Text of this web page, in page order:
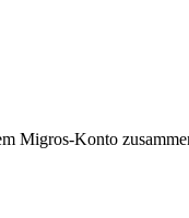
Migros-Konto